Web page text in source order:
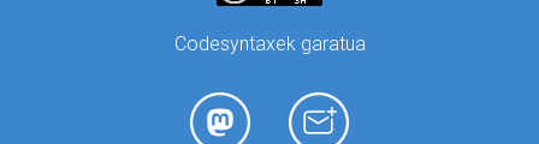
Codesyntaxek garatua